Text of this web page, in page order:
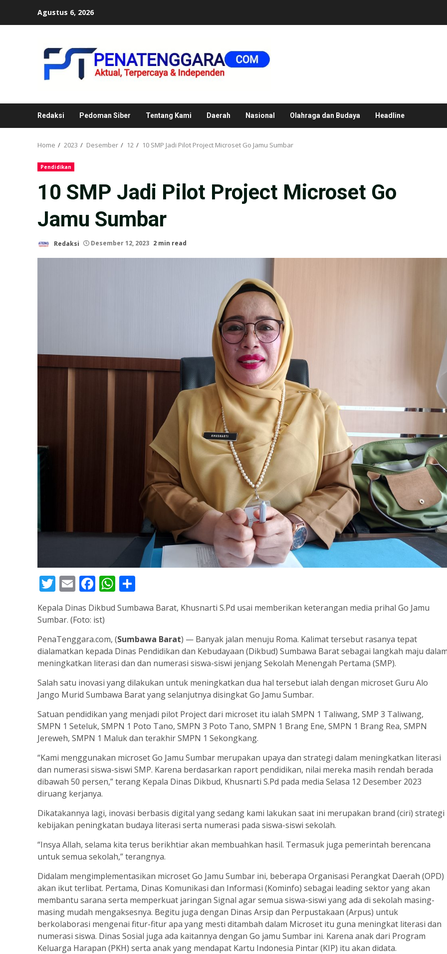
Agustus 6, 2026
Redaksi Pedoman Siber Tentang Kami Daerah Nasional Olahraga dan Budaya Headline
Home 2023 Desember 12 10 SMP Jadi Pilot Project Microset Go Jamu Sumbar
Pendidikan
10 SMP Jadi Pilot Project Microset Go
Jamu Sumbar
Redaksi Desember 12, 2023 2 min read
Twitter
EmailFacebook
WhatsApp
Kepala Dinas Dikbud Sumbawa Barat, Khusnarti S.Pd usai memberikan keterangan media prihal Go Jamu
Sumbar. (Foto: ist)
PenaTenggara.com, (Sumbawa Barat) — Banyak jalan menuju Roma. Kalimat tersebut rasanya tepat
dialamatkan kepada Dinas Pendidikan dan Kebudayaan (Dikbud) Sumbawa Barat sebagai langkah maju
meningkatkan literasi dan dan numerasi siswa-siswi jenjang Sekolah Menengah Pertama (SMP).
Salah satu inovasi yang dilakukan untuk meningkatkan dua hal tersebut ialah dengan microset Guru Alo
Jango Murid Sumbawa Barat yang selanjutnya disingkat Go Jamu Sumbar.
Satuan pendidikan yang menjadi pilot Project dari microset itu ialah SMPN 1 Taliwang, SMP 3 Taliwang,
SMPN 1 Seteluk, SMPN 1 Poto Tano, SMPN 3 Poto Tano, SMPN 1 Brang Ene, SMPN 1 Brang Rea, SMPN
Jereweh, SMPN 1 Maluk dan terakhir SMPN 1 Sekongkang.
“Kami menggunakan microset Go Jamu Sumbar merupakan upaya dan strategi dalam meningkatkan literasi
dan numerasi siswa-siswi SMP. Karena berdasarkan raport pendidikan, nilai mereka masih rendah berada
dibawah 50 persen,” terang Kepala Dinas Dikbud, Khusnarti S.Pd pada media Selasa 12 Desember 2023
diruang kerjanya.
Dikatakannya lagi, inovasi berbasis digital yang sedang kami lakukan saat ini merupakan brand (ciri) strategi
kebijakan peningkatan budaya literasi serta numerasi pada siswa-siswi sekolah.
“Insya Allah, selama kita terus berikhtiar akan membuahkan hasil. Termasuk juga pemerintah berencana
untuk semua sekolah,” terangnya.
Didalam mengimplementasikan microset Go Jamu Sumbar ini, beberapa Organisasi Perangkat Daerah (OPD)
akan ikut terlibat. Pertama, Dinas Komunikasi dan Informasi (Kominfo) sebagai leading sektor yang akan
membantu sarana serta memperkuat jaringan Signal agar semua siswa-siswi yang ada di sekolah masing-
masing mudah mengaksesnya. Begitu juga dengan Dinas Arsip dan Perpustakaan (Arpus) untuk
berkolaborasi mengenai fitur-fitur apa yang mesti ditambah dalam Microset itu guna meningkat literasi dan
numerasi siswa. Dinas Sosial juga ada kaitannya dengan Go jamu Sumbar ini. Karena anak dari Program
Keluarga Harapan (PKH) serta anak yang mendapat Kartu Indonesia Pintar (KIP) itu akan didata.